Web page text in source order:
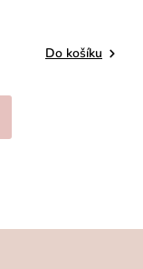
Do košíku